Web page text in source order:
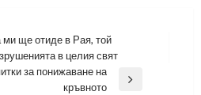
ще отиде в Рая, той
в целия свят
за понижаване на
кръвното